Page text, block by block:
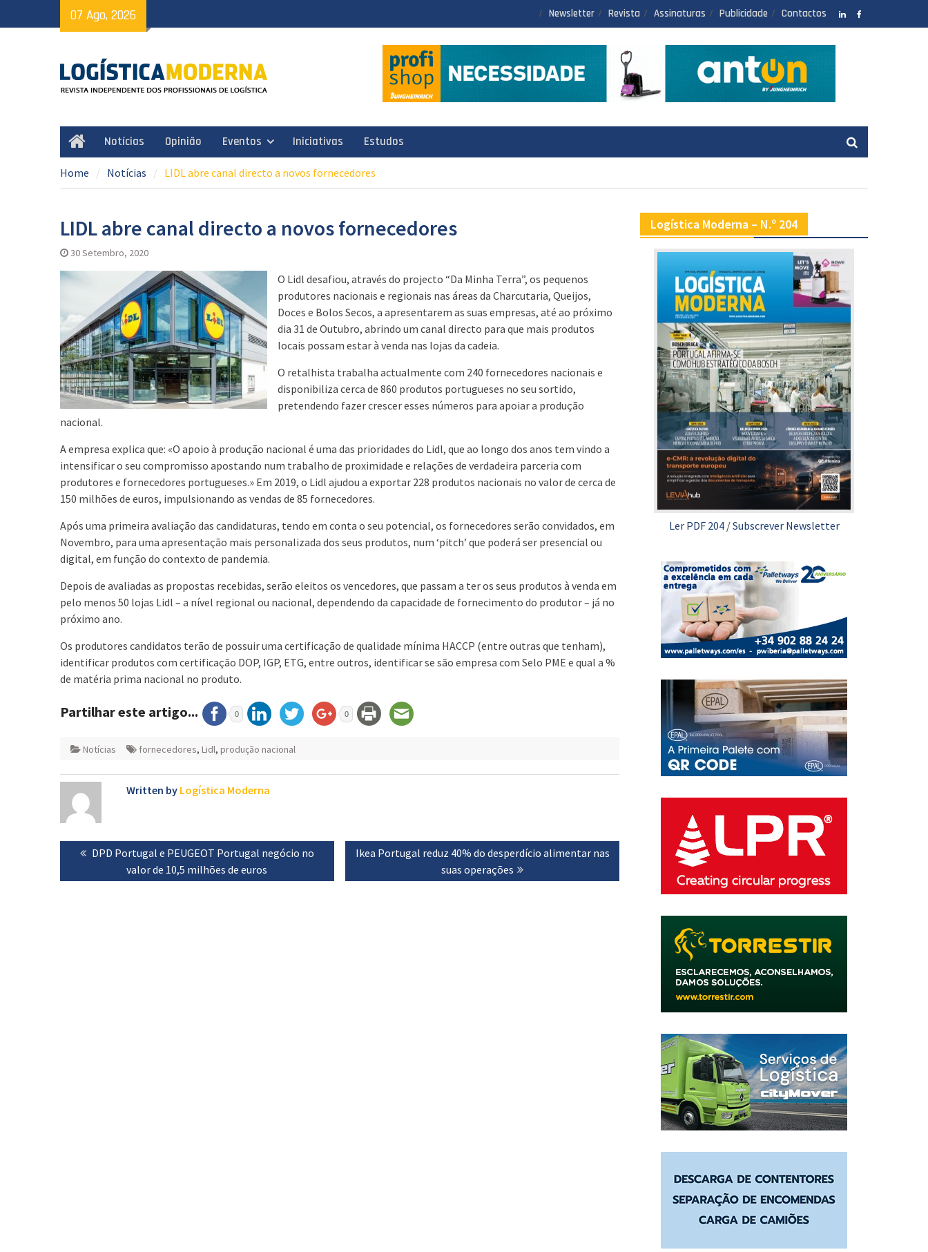
to
07 Ago, 2026 Newsletter Revista Assinaturas Publicidade Contactos
HomeNotícias Opinião Eventos Iniciativas Estudos
Home Notícias LIDL abre canal directo a novos fornecedores
LIDL abre canal directo a novos fornecedores
30 Setembro, 2020
O Lidl desafiou, através do projecto “Da Minha Terra”, os pequenos
produtores nacionais e regionais nas áreas da Charcutaria, Queijos,
Doces e Bolos Secos, a apresentarem as suas empresas, até ao próximo
dia 31 de Outubro, abrindo um canal directo para que mais produtos
locais possam estar à venda nas lojas da cadeia.
O retalhista trabalha actualmente com 240 fornecedores nacionais e
disponibiliza cerca de 860 produtos portugueses no seu sortido,
pretendendo fazer crescer esses números para apoiar a produção
nacional.
A empresa explica que: «O apoio à produção nacional é uma das prioridades do Lidl, que ao longo dos anos tem vindo a
intensificar o seu compromisso apostando num trabalho de proximidade e relações de verdadeira parceria com
produtores e fornecedores portugueses.» Em 2019, o Lidl ajudou a exportar 228 produtos nacionais no valor de cerca de
150 milhões de euros, impulsionando as vendas de 85 fornecedores.
Após uma primeira avaliação das candidaturas, tendo em conta o seu potencial, os fornecedores serão convidados, em
Novembro, para uma apresentação mais personalizada dos seus produtos, num ‘pitch’ que poderá ser presencial ou
digital, em função do contexto de pandemia.
Depois de avaliadas as propostas recebidas, serão eleitos os vencedores, que passam a ter os seus produtos à venda em
pelo menos 50 lojas Lidl – a nível regional ou nacional, dependendo da capacidade de fornecimento do produtor – já no
próximo ano.
Os produtores candidatos terão de possuir uma certificação de qualidade mínima HACCP (entre outras que tenham),
identificar produtos com certificação DOP, IGP, ETG, entre outros, identificar se são empresa com Selo PME e qual a %
de matéria prima nacional no produto.
Partilhar este artigo... 0 0
Notícias fornecedores, Lidl, produção nacional
Written by Logística Moderna
Navegação
artigos
Previous
DPD Portugal e PEUGEOT Portugal negócio no
valor de 10,5 milhões de euros
Next
Ikea Portugal reduz 40% do desperdício alimentar nas
suas operações
Logística Moderna – N.º 204
Ler PDF 204/Subscrever Newsletter